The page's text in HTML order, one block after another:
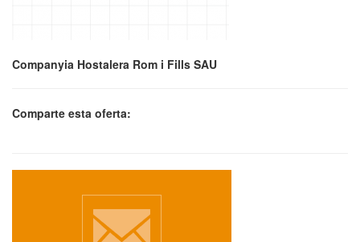
Companyia Hostalera Rom i Fills SAU
Comparte esta oferta: